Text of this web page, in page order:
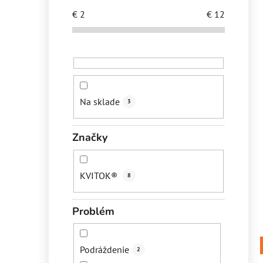
€ 2 € 12
Na sklade 3
Značky
KVITOK® 8
Problém
Podráždenie 2